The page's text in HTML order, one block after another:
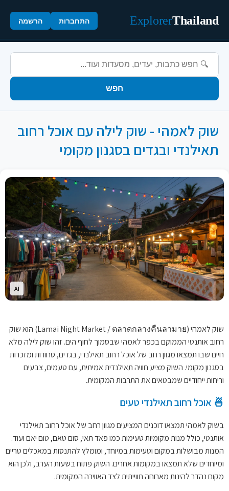
Thailand
Explorer התחברות הרשמה
חפש
שוק לאמהי - שוק לילה עם אוכל רחוב
תאילנדי ובגדים בסגנון מקומי
AI
שוק לאמהי (Lamai Night Market / ตลาดกลางคืนลามาย) הוא שוק
רחוב אותנטי הממוקם בכפר לאמהי שבסמוך לחוף הים. זהו שוק לילה מלא
חיים שבו תמצאו מגוון רחב של אוכל רחוב תאילנדי, בגדים, סחורות ומזכרות
בסגנון מקומי. השוק מציע חוויה תאילנדית אמיתית, עם טעמים, צבעים
וריחות ייחודיים שמבטאים את התרבות המקומית.
🍜 אוכל רחוב תאילנדי טעים
בשוק לאמהי תמצאו דוכנים המציעים מגוון רחב של אוכל רחוב תאילנדי
אותנטי, כולל מנות מקומיות טעימות כמו פאד תאי, סום טאם, טום יאם ועוד.
המנות מבושלות במקום וטעימות במיוחד, ומומלץ להתנסות במאכלים טריים
ומיוחדים שלא תמצאו במקומות אחרים. השוק פתוח בשעות הערב, ולכן הוא
מקום נהדר להינות מארוחה חווייתית לצד האווירה המקומית.